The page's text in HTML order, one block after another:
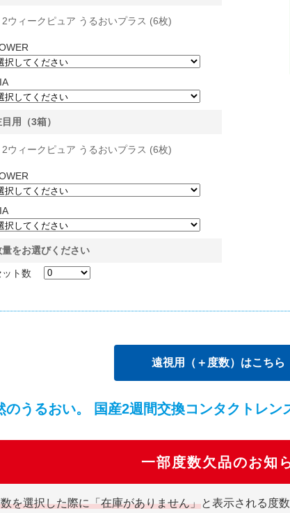
ィークピュア うるおいプラス (6枚)
用（3箱）
ィークピュア うるおいプラス (6枚)
量をお選びください
ット数
遠視用（＋度数）はこちら
のうるおい。 国産2週間交換コンタクトレン
一部度数欠品のお知
を選択した際に「在庫がありません」と表示される度